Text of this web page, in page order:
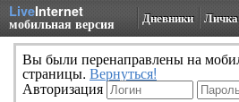
LiveInternet
мобильная версия Дневники Личка
Вы были перенаправлены на
страницы. Вернуться!
Авторизация